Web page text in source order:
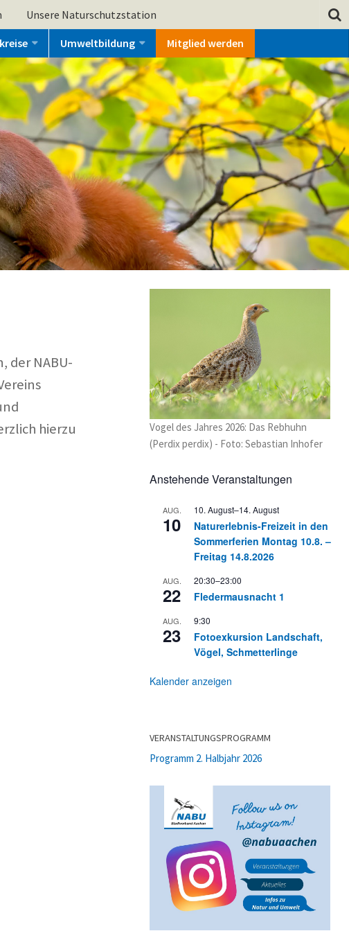
Unsere Naturschutzstation
Umweltbildung Mitglied werden
der NABU-
hierzu
Vogel des Jahres 2026: Das Rebhuhn
(Perdix perdix) - Foto: Sebastian Inhofer
Anstehende Veranstaltungen
AUG.
10
10. August–14. August
Naturerlebnis-Freizeit in den
Sommerferien Montag 10.8. –
Freitag 14.8.2026
AUG.
22
20:30–23:00
Fledermausnacht 1
AUG.
23
9:30
Fotoexkursion Landschaft,
Vögel, Schmetterlinge
Kalender anzeigen
VERANSTALTUNGSPROGRAMM
Programm 2. Halbjahr 2026